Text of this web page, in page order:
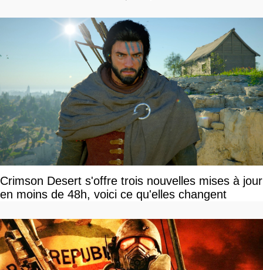
Crimson Desert s'offre trois nouvelles mises à jour
en moins de 48h, voici ce qu'elles changent